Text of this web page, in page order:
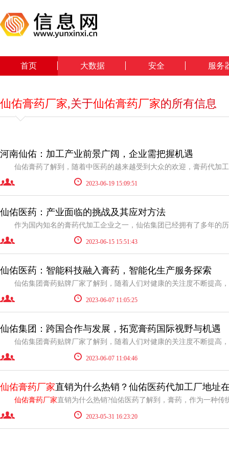
首页 大数据 安全 服务
仙佑膏药厂家,关于仙佑膏药厂家的所有信息
河南仙佑：加工产业前景广阔，企业需把握机遇
2023-06-19 15:09:51
仙佑医药：产业面临的挑战及其应对方法
2023-06-15 15:51:43
仙佑医药：智能科技融入膏药，智能化生产服务探索
2023-06-07 11:05:25
仙佑集团：跨国合作与发展，拓宽膏药国际视野与机遇
2023-06-07 11:04:46
仙佑膏药厂家直销为什么热销？仙佑医药代加工厂地址
仙佑膏药厂家直销为什么热销?仙佑医药了解到，膏药，作为一种传统的中药制剂，一直
2023-05-31 16:23:20